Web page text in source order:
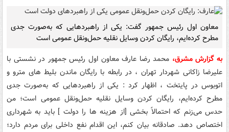
معاون اول رئیس جمهور گفت: یکی از راهبردهایی که به‌صورت جدی
مطرح کرده‌ایم، رایگان کردن وسایل نقلیه حمل‌ونقل عمومی است
به گزارش مشرق، محمد رضا عارف معاون اول رئیس جمهور در نشستی با
علیرضا زاکانی شهردار تهران ، در رابطه با رایگان ماندن بلیط های مترو و
اتوبوس در پایتخت ، اظهار کرد : یکی از راهبردهایی که به‌صورت جدی
مطرح کرده‌ایم، رایگان کردن وسایل نقلیه حمل‌ونقل عمومی است؛ من
حدس می‌زنم که احتمالاً بخشی [از هزینه ها را دولت ] باید به شهرداری
اختصاص دهد. صادقانه بیان کنم، این اقدام نفع داخلی برای مردم دارد؛